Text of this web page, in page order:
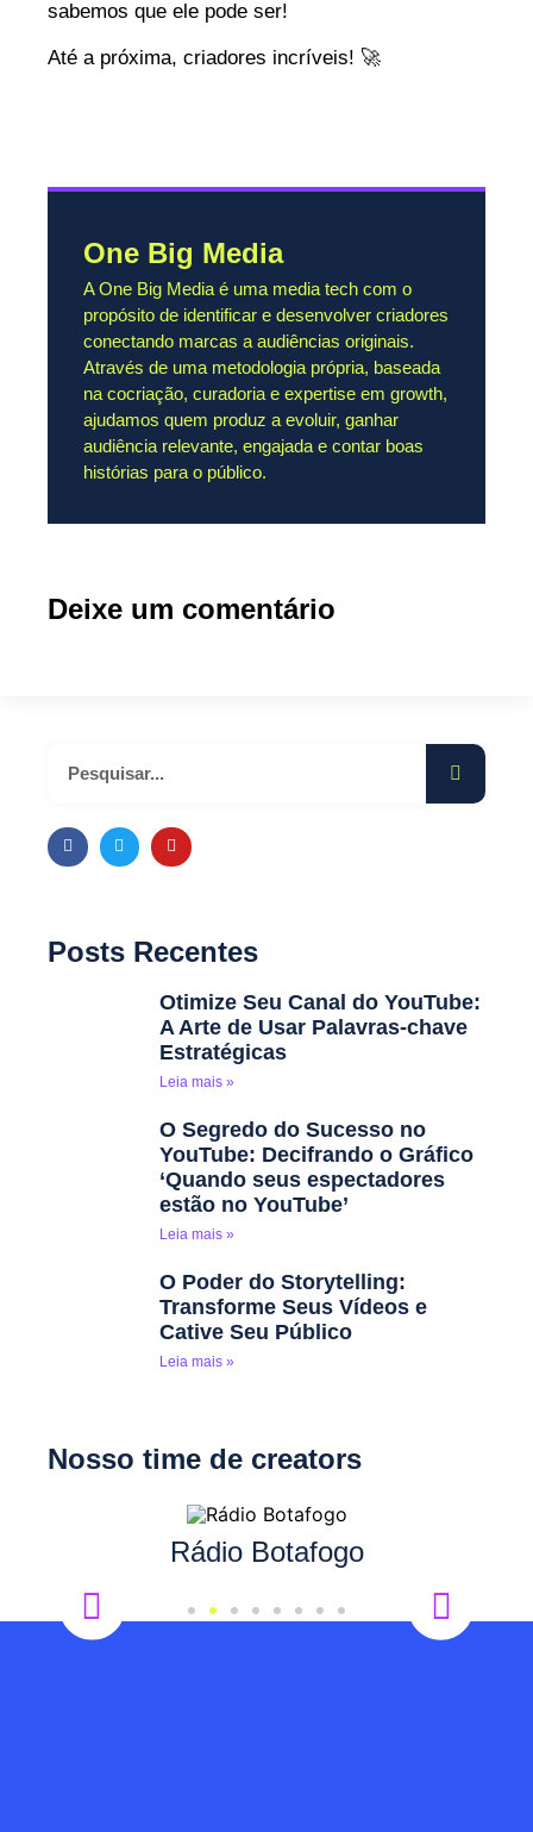
sabemos que ele pode ser!
Até a próxima, criadores incríveis! 🚀
One Big Media
A One Big Media é uma media tech com o
propósito de identificar e desenvolver criadores
conectando marcas a audiências originais.
Através de uma metodologia própria, baseada
na cocriação, curadoria e expertise em growth,
ajudamos quem produz a evoluir, ganhar
audiência relevante, engajada e contar boas
histórias para o público.
Deixe um comentário
Posts Recentes
Otimize Seu Canal do YouTube:
A Arte de Usar Palavras-chave
Estratégicas
Leia mais »
O Segredo do Sucesso no
YouTube: Decifrando o Gráfico
‘Quando seus espectadores
estão no YouTube’
Leia mais »
O Poder do Storytelling:
Transforme Seus Vídeos e
Cative Seu Público
Leia mais »
Nosso time de creators
Rádio Botafogo